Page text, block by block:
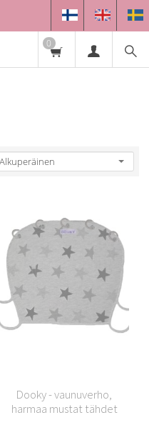
0
Dooky - vaunuverho,
harmaa mustat tähdet